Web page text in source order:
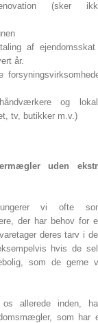
(sker
af
år.
og
tv, butikker m.v.)
uden
vi ofte
der har behov for
deres tarv i
hvis de
som de gerne
allerede inden,
som har